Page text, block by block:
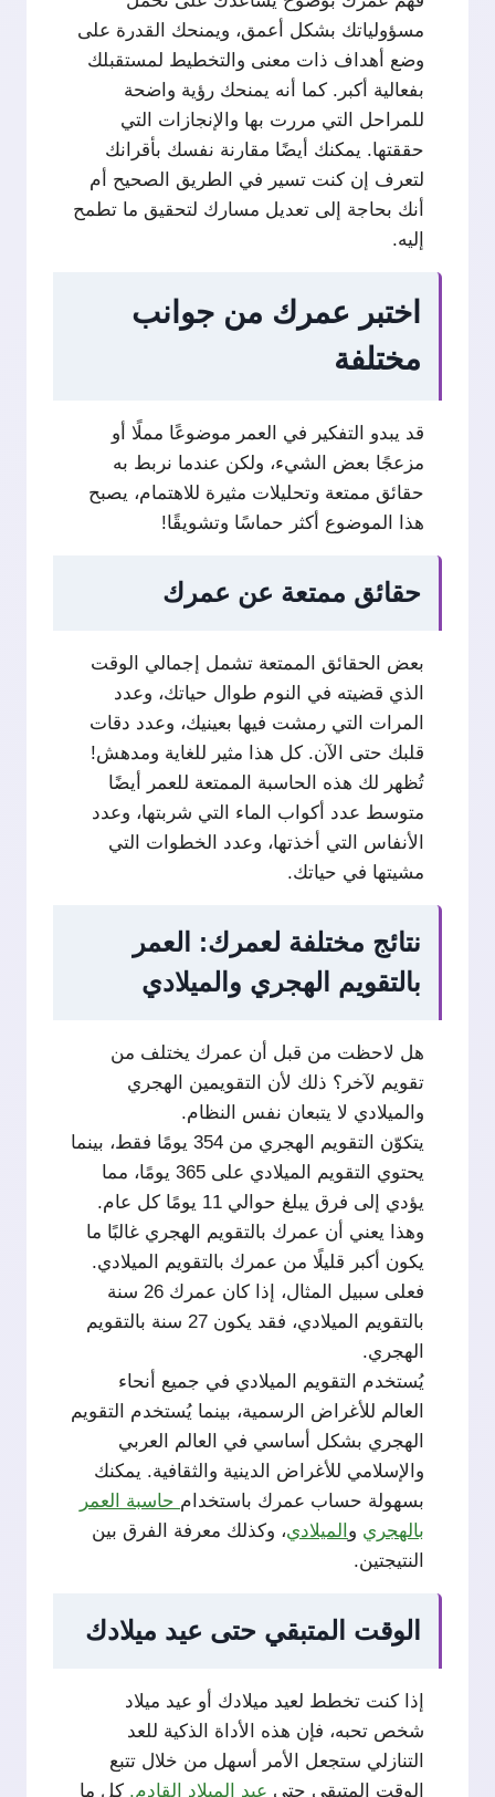
مسؤولياتك بشكل أعمق، ويمنحك القدرة على
وضع أهداف ذات معنى والتخطيط لمستقبلك
بفعالية أكبر. كما أنه يمنحك رؤية واضحة
للمراحل التي مررت بها والإنجازات التي
حققتها. يمكنك أيضًا مقارنة نفسك بأقرانك
لتعرف إن كنت تسير في الطريق الصحيح أم
أنك بحاجة إلى تعديل مسارك لتحقيق ما تطمح
إليه.
اختبر عمرك من جوانب
مختلفة
قد يبدو التفكير في العمر موضوعًا مملًا أو
مزعجًا بعض الشيء، ولكن عندما نربط به
حقائق ممتعة وتحليلات مثيرة للاهتمام، يصبح
هذا الموضوع أكثر حماسًا وتشويقًا!
حقائق ممتعة عن عمرك
بعض الحقائق الممتعة تشمل إجمالي الوقت
الذي قضيته في النوم طوال حياتك، وعدد
المرات التي رمشت فيها بعينيك، وعدد دقات
قلبك حتى الآن. كل هذا مثير للغاية ومدهش!
تُظهر لك هذه الحاسبة الممتعة للعمر أيضًا
متوسط عدد أكواب الماء التي شربتها، وعدد
الأنفاس التي أخذتها، وعدد الخطوات التي
مشيتها في حياتك.
نتائج مختلفة لعمرك: العمر
بالتقويم الهجري والميلادي
هل لاحظت من قبل أن عمرك يختلف من
تقويم لآخر؟ ذلك لأن التقويمين الهجري
والميلادي لا يتبعان نفس النظام.
يتكوّن التقويم الهجري من 354 يومًا فقط، بينما
يحتوي التقويم الميلادي على 365 يومًا، مما
يؤدي إلى فرق يبلغ حوالي 11 يومًا كل عام.
وهذا يعني أن عمرك بالتقويم الهجري غالبًا ما
يكون أكبر قليلًا من عمرك بالتقويم الميلادي.
فعلى سبيل المثال، إذا كان عمرك 26 سنة
بالتقويم الميلادي، فقد يكون 27 سنة بالتقويم
الهجري.
يُستخدم التقويم الميلادي في جميع أنحاء
العالم للأغراض الرسمية، بينما يُستخدم التقويم
الهجري بشكل أساسي في العالم العربي
والإسلامي للأغراض الدينية والثقافية. يمكنك
بسهولة حساب عمرك باستخدام حاسبة العمر
بالهجري و الميلادي، وكذلك معرفة الفرق بين
النتيجتين.
الوقت المتبقي حتى عيد ميلادك
إذا كنت تخطط لعيد ميلادك أو عيد ميلاد
شخص تحبه، فإن هذه الأداة الذكية للعد
التنازلي ستجعل الأمر أسهل من خلال تتبع
الوقت المتبقي حتى عيد الميلاد القادم. كل ما